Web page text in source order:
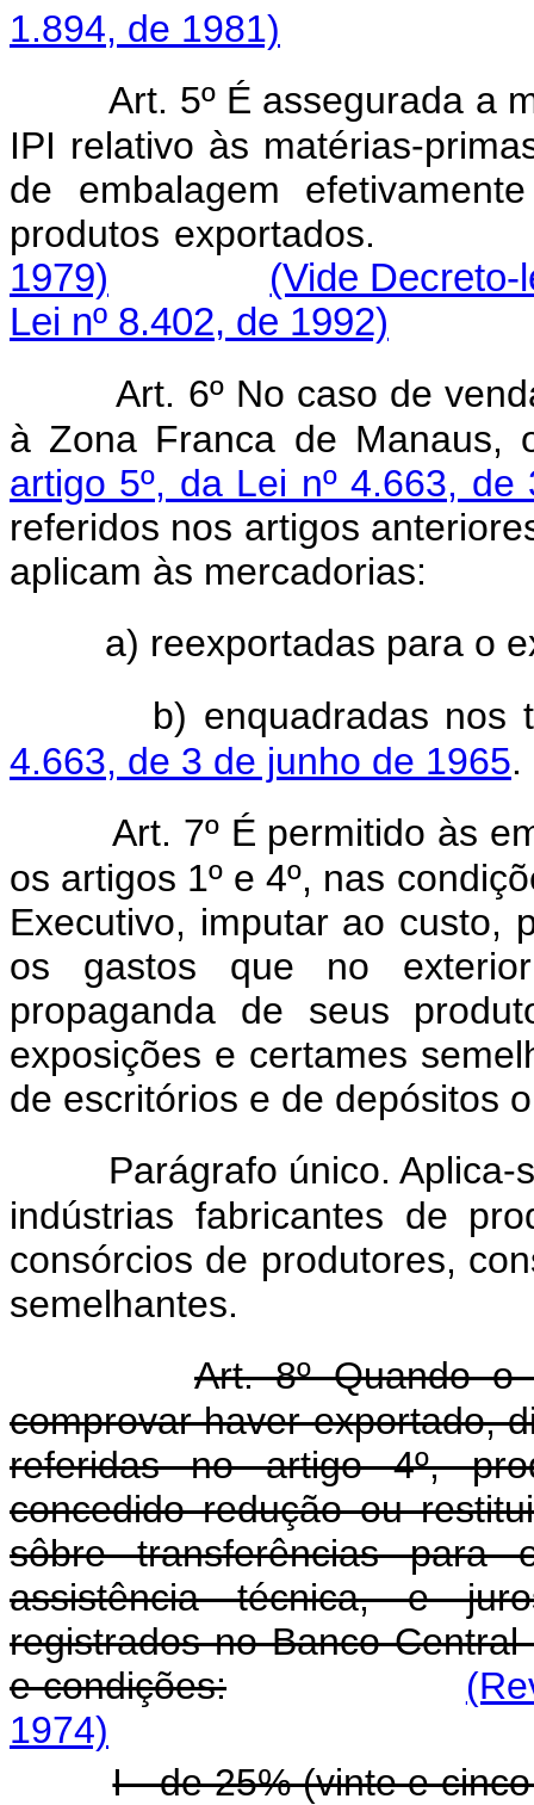
1.894, de 1981)
Art. 5º É assegurada a
IPI relativo às matérias-
de embalagem
produtos
1979)
(Vide Decreto-
Lei nº 8.402, de 1992)
Art. 6º No caso de
à Zona Franca de Manaus,
artigo 5º, da Lei nº 4.663,
referidos nos artigos
aplicam às mercadorias:
a) reexportadas para o
b) enquadradas
4.663, de 3 de junho de 1965.
Art. 7º É permitido às
os artigos 1º e 4º, nas
Executivo, imputar ao custo,
os gastos que no
propaganda de seus
exposições e certames
de escritórios e de depósitos
Parágrafo único.
indústrias fabricantes de
consórcios de produtores,
semelhantes.
Art. 8º Quando o
comprovar haver exportado,
referidas no artigo 4º,
concedido redução ou
sôbre transferências
assistência técnica, e
registrados no Banco
e condições:
1974)
I - de 25% (vinte e